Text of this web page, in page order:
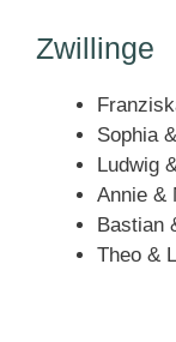
Zwillinge
Sophia
Ludwig
Annie &
Bastian
Theo &